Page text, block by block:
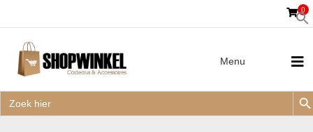
naar:
0
Zoek
naar:
Menu